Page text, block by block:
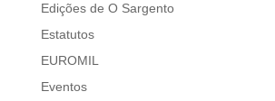
Edições de O Sargento
Estatutos
EUROMIL
Eventos